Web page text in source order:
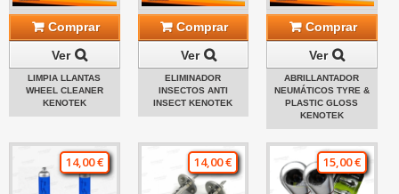
Comprar
Ver
LIMPIA LLANTAS
WHEEL CLEANER
KENOTEK
Comprar
Ver
ELIMINADOR
INSECTOS ANTI
INSECT KENOTEK
Comprar
Ver
ABRILLANTADOR
NEUMÁTICOS TYRE &
PLASTIC GLOSS
KENOTEK
14,00 € 14,00 € 15,00 €